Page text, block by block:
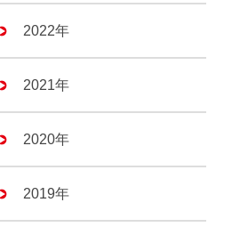
2022年
2021年
2020年
2019年